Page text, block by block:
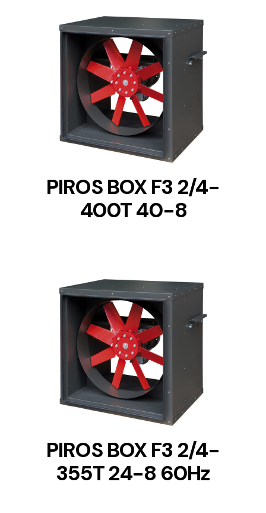
DETAILS
PIROS BOX F3 2/4-
400T 40-8
DETAILS
PIROS BOX F3 2/4-
355T 24-8 60Hz